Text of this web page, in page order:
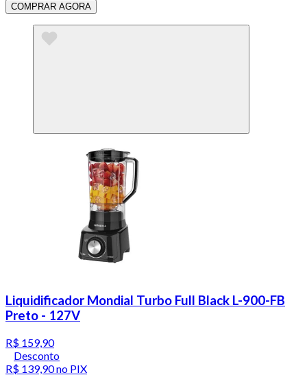
COMPRAR AGORA
Liquidificador Mondial Turbo Full Black L-900-FB
Preto - 127V
R$ 159,90
Desconto
R$ 139,90no PIX